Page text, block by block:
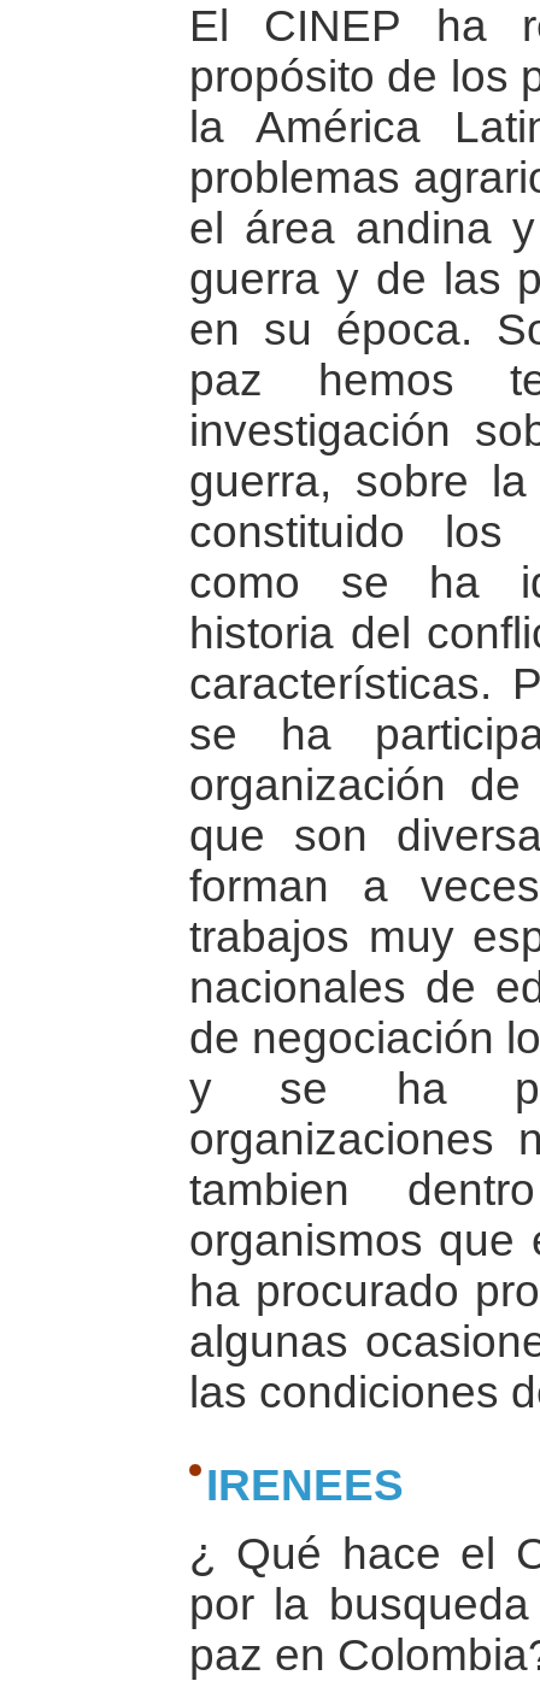
El CINEP ha
propósito de los
la América
problemas
el área andina
guerra y de las
en su época.
paz hemos
investigación
guerra, sobre
constituido
como se ha
historia del
características.
se ha
organización
que son
forman a
trabajos muy
nacionales de
de negociación
y se ha
organizaciones
tambien
organismos que
ha procurado
algunas
las condiciones
IRENEES
¿ Qué hace el
por la
paz en